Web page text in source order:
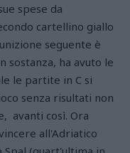
spese da
cartellino giallo
seguente è
sostanza, ha avuto le
le partite in C si
senza risultati non
avanti così. Ora
all'Adriatico